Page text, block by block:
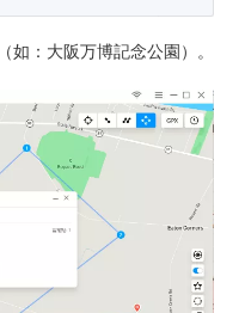
：大阪万博記念公園）。